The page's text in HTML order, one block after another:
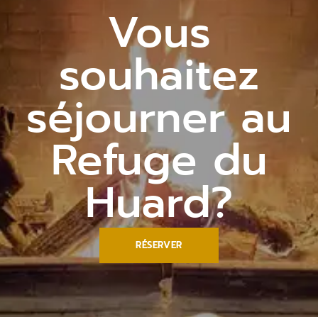
Vous
souhaitez
séjourner au
Refuge du
Huard?
RÉSERVER